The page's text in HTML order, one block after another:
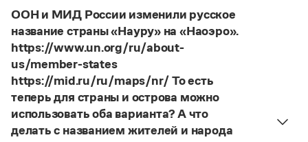
Издательство
Словари
Научпоп
Учебники и справочники
Все книги
местах (несколько, много предметов)». Ср.:
Я знаю, что на стенах своей квартиры вы
развесили разные географические карты
(И. С. Тургенев. Бретер). И эти карты, безусловно,
развешены.
Страница ответа
Страница ответа
ООН и МИД России изменили русское
название страны «Науру» на «Наоэро».
https://www.un.org/ru/about-
us/member-states
https://mid.ru/ru/maps/nr/ То есть
теперь для страны и острова можно
использовать оба варианта? А что
делать с названием жителей и народа